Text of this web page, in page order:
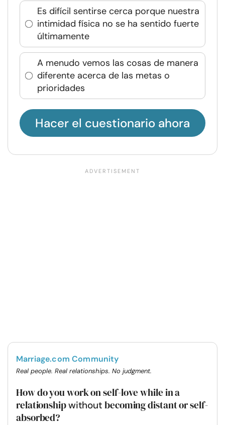
Es difícil sentirse cerca porque nuestra
intimidad física no se ha sentido fuerte
últimamente
A menudo vemos las cosas de manera
diferente acerca de las metas o
prioridades
Hacer el cuestionario ahora
Marriage.com Community
Real people. Real relationships. No judgment.
How do you work on self-love while in a
relationshipwithout becoming distant or self-
absorbed?